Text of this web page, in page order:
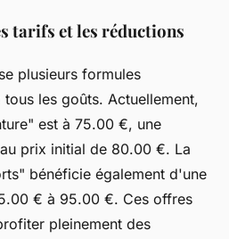
tarifs et les réductions
plusieurs formules
les goûts. Actuellement,
est à 75.00 €, une
prix initial de 80.00 €. La
bénéficie également d'une
€ à 95.00 €. Ces offres
pleinement des